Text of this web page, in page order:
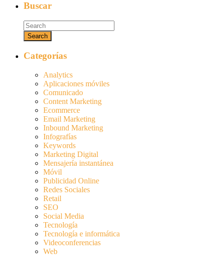
Buscar
Categorías
Analytics
Aplicaciones móviles
Comunicado
Content Marketing
Ecommerce
Email Marketing
Inbound Marketing
Infografías
Keywords
Marketing Digital
Mensajería instantánea
Móvil
Publicidad Online
Redes Sociales
Retail
SEO
Social Media
Tecnología
Tecnología e informática
Videoconferencias
Web